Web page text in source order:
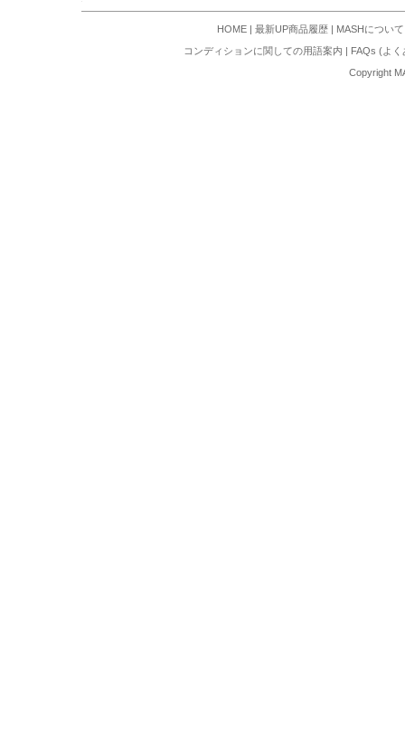
HOME | 最新UP商品履歴 | MASHについて
コンディションに関しての用語案内 | FAQs (よ
Copyright